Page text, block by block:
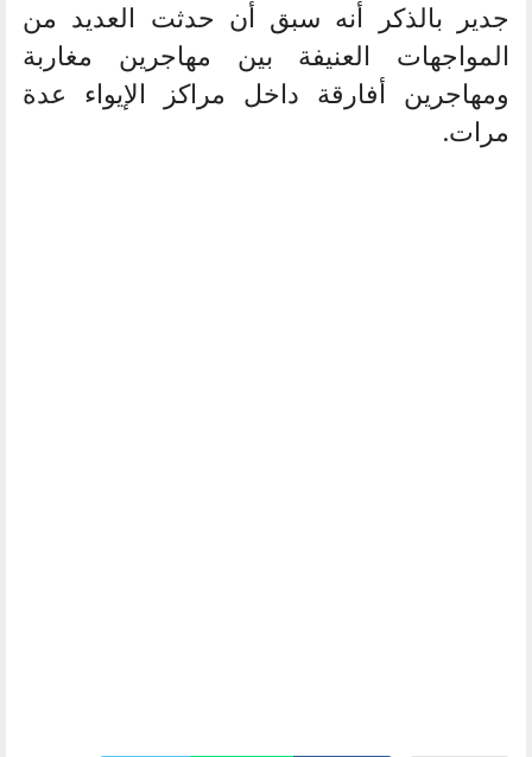
جدير بالذكر أنه سبق أن حدثت العديد من
المواجهات العنيفة بين مهاجرين مغاربة
ومهاجرين أفارقة داخل مراكز الإيواء عدة
مرات.